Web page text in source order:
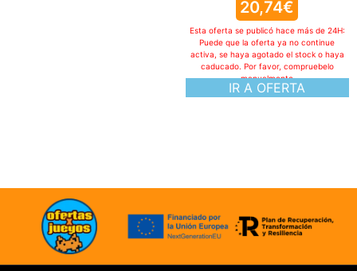
20,74€
IR A OFERTA
Esta oferta se publicó hace más de 24H:
Puede que la oferta ya no continue
activa, se haya agotado el stock o haya
caducado. Por favor, compruebelo
manualmente